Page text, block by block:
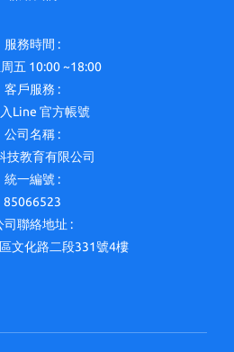
服務時間 :
五 10:00 ~18:00
客戶服務 :
Line 官方帳號
公司名稱 :
技教育有限公司
統一編號 :
85066523
司聯絡地址 :
文化路二段331號4樓